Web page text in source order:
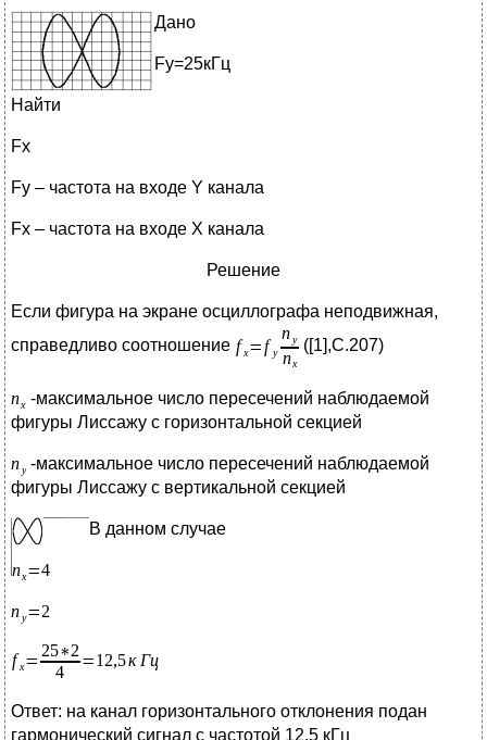
Дано
Fy=25кГц
Найти
Fx
Fy – частота на входе Y канала
Fx – частота на входе X канала
Решение
Если фигура на экране осциллографа неподвижная,
справедливо соотношение
([1],С.207)
-максимальное число пересечений наблюдаемой
фигуры Лиссажу с горизонтальной секцией
-максимальное число пересечений наблюдаемой
фигуры Лиссажу с вертикальной секцией
В данном случае
Ответ: на канал горизонтального отклонения подан
гармонический сигнал с частотой 12,5 кГц